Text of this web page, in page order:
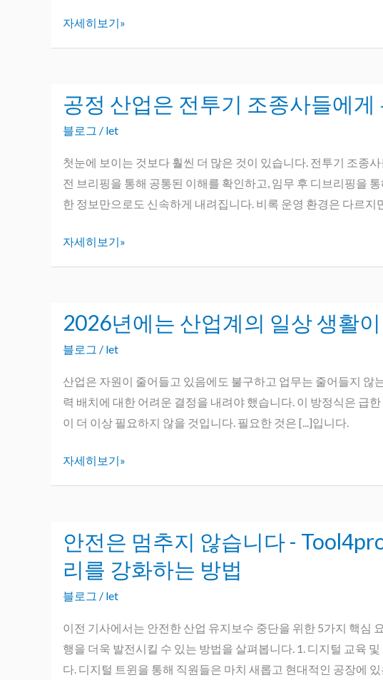
나
길
어
이
유
무
엇
일
요?
흔
한
5
가
지
원
자세히보기»
공정 산업은 전투기 조종사들에게
블로그 / let
첫눈에 보이는 것보다 훨씬 더 많은 것이 있습니다. 전투기 조종
전 브리핑을 통해 공통된 이해를 확인하고, 임무 후 디브리핑을
한 정보만으로도 신속하게 내려집니다. 비록 운영 환경은 다르
공
정
산
업
은
전
기
조
들
에
무
엇
을
울
을
까?
자세히보기»
2026년에는 산업계의 일상 생활
블로그 / let
산업은 자원이 줄어들고 있음에도 불구하고 업무는 줄어들지 않
력 배치에 대한 어려운 결정을 내려야 했습니다. 이 방정식은 급
이 더 이상 필요하지 않을 것입니다. 필요한 것은 [...]입니다.
2026
에
는
산
업
의
일
활
이
게
더
쉬
자세히보기»
안전은 멈추지 않습니다 -
리를 강화하는 방법
블로그 / let
이전 기사에서는 안전한 산업 유지보수 중단을 위한 5가지 핵심
행을 더욱 발전시킬 수 있는 방법을 살펴봅니다. 1. 디지털 교육
다. 디지털 트윈을 통해 직원들은 마치 새롭고 현대적인 공장에
안
은
멈